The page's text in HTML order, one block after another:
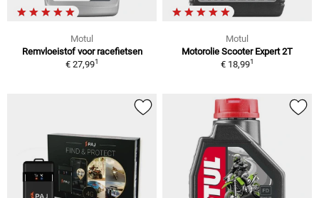
Motul
Remvloeistof voor racefietsen
€ 27,991
Motul
Motorolie Scooter Expert 2T
€ 18,991